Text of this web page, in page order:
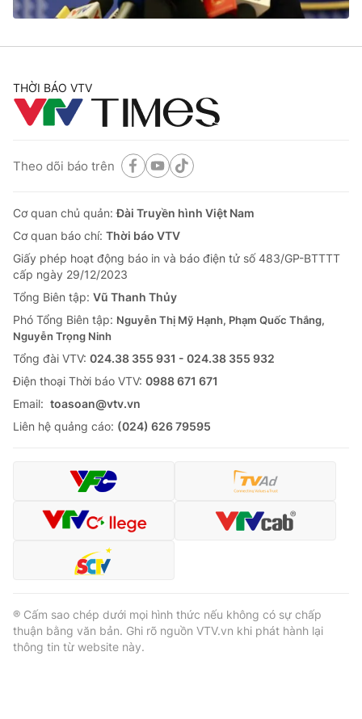
Cơ quan báo chí:Thời báo VTV
Phó Tổng Biên tập:Nguyễn Thị Mỹ Hạnh, Phạm Quốc Thắng,
Nguyễn Trọng Ninh
Ðiện thoại Thời báo VTV:024.66 897 897
Liên hệ quảng cáo: 024-7300.7108
® Cấm sao chép dưới mọi hình thức nếu không có sự chấp
THỜI BÁO VTV
Theo dõi báo trên
Cơ quan chủ quản:Đài Truyền hình Việt Nam
Cơ quan báo chí: Thời báo VTV
Giấy phép hoạt động báo in và báo điện tử số 483/GP-BTTTT
cấp ngày 29/12/2023
Tổng Biên tập: Vũ Thanh Thủy
Phó Tổng Biên tập: Nguyễn Thị Mỹ Hạnh, Phạm Quốc Thắng,
Nguyễn Trọng Ninh
Tổng đài VTV: 024.38 355 931 - 024.38 355 932
Ðiện thoại Thời báo VTV: 0988 671 671
Email: toasoan@vtv.vn
Liên hệ quảng cáo: (024) 626 79595
® Cấm sao chép dưới mọi hình thức nếu không có sự chấp
thuận bằng văn bản. Ghi rõ nguồn VTV.vn khi phát hành lại
thông tin từ website này.